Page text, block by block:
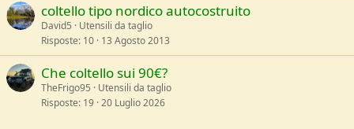
coltello tipo nordico autocostruito
David5
Utensili da taglio
Risposte 10 13 Agosto 2013
Che coltello sui 90€?
TheFrigo95
Utensili da taglio
Risposte 19 20 Luglio 2026